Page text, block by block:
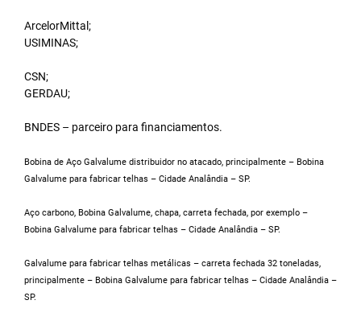
ArcelorMittal;
USIMINAS;
CSN;
GERDAU;
BNDES – parceiro para financiamentos.
Bobina de Aço Galvalume distribuidor no atacado, principalmente – Bobina
Galvalume para fabricar telhas – Cidade Analândia – SP.
Aço carbono, Bobina Galvalume, chapa, carreta fechada, por exemplo –
Bobina Galvalume para fabricar telhas – Cidade Analândia – SP.
Galvalume para fabricar telhas metálicas – carreta fechada 32 toneladas,
principalmente – Bobina Galvalume para fabricar telhas – Cidade Analândia –
SP.